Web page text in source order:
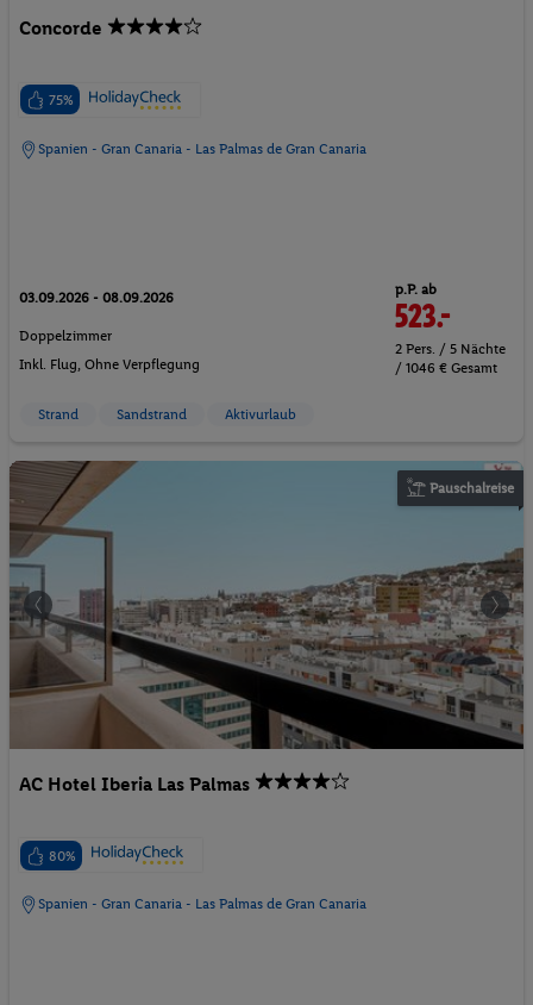
Concorde
75%
Spanien - Gran Canaria - Las Palmas de Gran Canaria
03.09.2026 - 08.09.2026
Doppelzimmer
Inkl. Flug, Ohne Verpflegung
p.P. ab
523.-
2 Pers. / 5 Nächte
/ 1046 € Gesamt
Strand Sandstrand Aktivurlaub
Pauschalreise
AC Hotel Iberia Las Palmas
80%
Spanien - Gran Canaria - Las Palmas de Gran Canaria